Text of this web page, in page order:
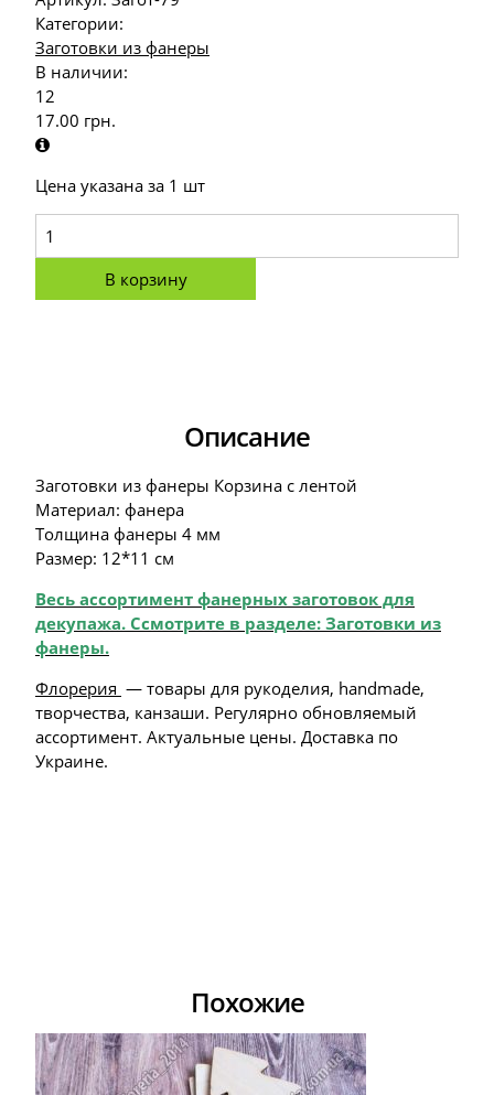
Категории:
Заготовки из фанеры
В наличии:
12
17.00 грн.
Цена указана за 1 шт
В корзину
Описание
Заготовки из фанеры Корзина с лентой
Материал: фанера
Толщина фанеры 4 мм
Размер: 12*11 см
Весь ассортимент фанерных заготовок для
декупажа. Ссмотрите в разделе: Заготовки из
фанеры.
Флорерия — товары для рукоделия, handmade,
творчества, канзаши. Регулярно обновляемый
ассортимент. Актуальные цены. Доставка по
Украине.
Похожие